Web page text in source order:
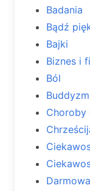
Badania
Bądź
Bajki
Biznes i
Ból
Buddyzm
Choroby